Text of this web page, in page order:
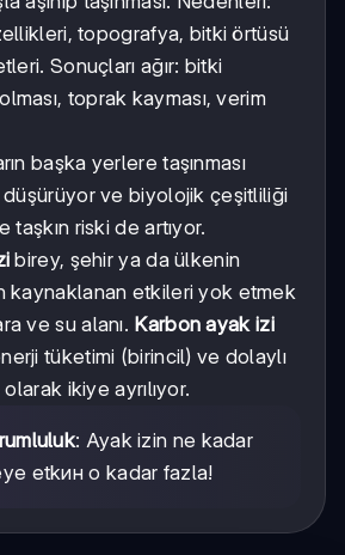
topografya, bitki örtüsü
Sonuçları ağır: bitki
toprak kayması, verim
başka yerlere taşınması
düşürüyor ve biyolojik çeşitliliği
taşkın riski de artıyor.
birey, şehir ya da ülkenin
kaynaklanan etkileri yok etmek
ve su alanı. Karbon ayak izi
tüketimi (birincil) ve dolaylı
ikiye ayrılıyor.
: Ayak izin ne kadar
etkин o kadar fazla!